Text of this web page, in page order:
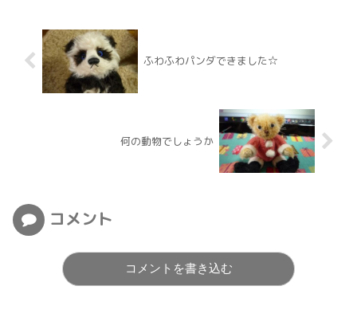
ふわふわパンダできました☆
何の動物でしょうか
コメント
コメントを書き込む